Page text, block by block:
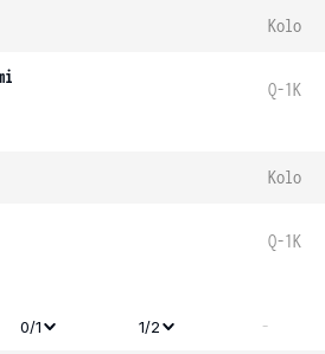
Kolo
Q-1K
Kolo
Q-1K
0/1 1/2 -